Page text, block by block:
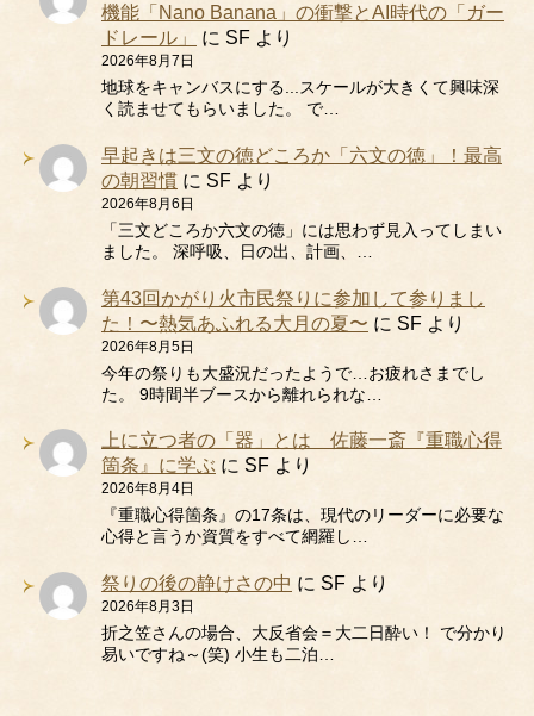
機能「Nano Banana」の衝撃とAI時代の「ガー
ドレール」
に SF より
2026年8月7日
地球をキャンバスにする...スケールが大きくて興味深
く読ませてもらいました。 で…
早起きは三文の徳どころか「六文の徳」！最高
の朝習慣 に SF より
2026年8月6日
「三文どころか六文の徳」には思わず見入ってしまい
ました。 深呼吸、日の出、計画、…
第43回かがり火市民祭りに参加して参りまし
た！〜熱気あふれる大月の夏〜 に SF より
2026年8月5日
今年の祭りも大盛況だったようで…お疲れさまでし
た。 9時間半ブースから離れられな…
上に立つ者の「器」とは 佐藤一斎『重職心得
箇条』に学ぶ に SF より
2026年8月4日
『重職心得箇条』の17条は、現代のリーダーに必要な
心得と言うか資質をすべて網羅し…
祭りの後の静けさの中 に SF より
2026年8月3日
折之笠さんの場合、大反省会＝大二日酔い！ で分かり
易いですね～(笑) 小生も二泊…